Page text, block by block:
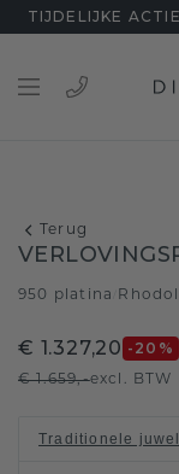
TIJDELIJKE
Terug
950 platina
€ 1.327,20 -20 %
€ 1.659,-excl. BTW
Traditionele